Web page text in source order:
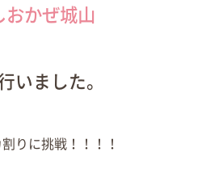
おかぜ城山
いました。
りに挑戦！！！！